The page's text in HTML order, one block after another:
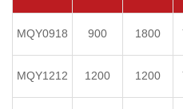
MQY0918 900 1800
MQY1212 1200 1200